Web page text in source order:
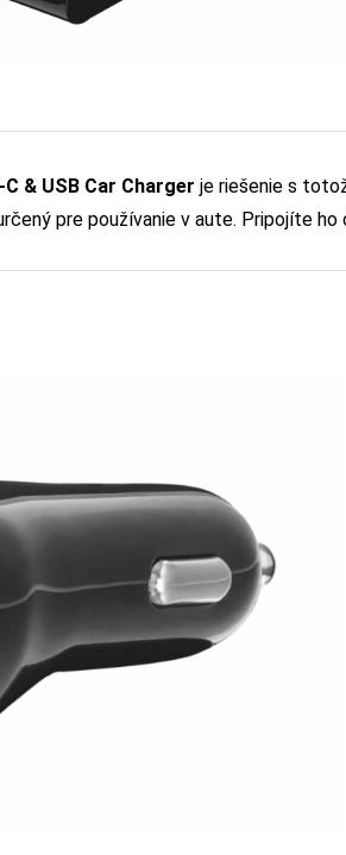
& USB Car Charger je riešenie s
pre používanie v aute. Pripojíte ho